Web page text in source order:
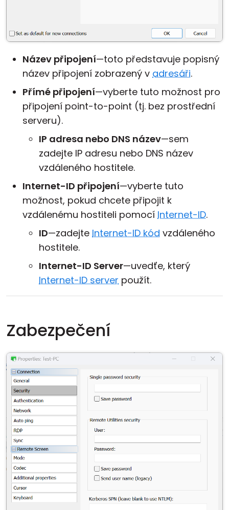
Název připojení—toto představuje popisný
název připojení zobrazený v adresáři.
Přímé připojení—vyberte tuto možnost pro
připojení point-to-point (tj. bez prostřední
serveru).
IP adresa nebo DNS název—sem
zadejte IP adresu nebo DNS název
vzdáleného hostitele.
Internet-ID připojení—vyberte tuto
možnost, pokud chcete připojit k
vzdálenému hostiteli pomocí Internet-ID.
ID—zadejte Internet-ID kód vzdáleného
hostitele.
Internet-ID Server—uvedťe, který
Internet-ID server použít.
Zabezpečení